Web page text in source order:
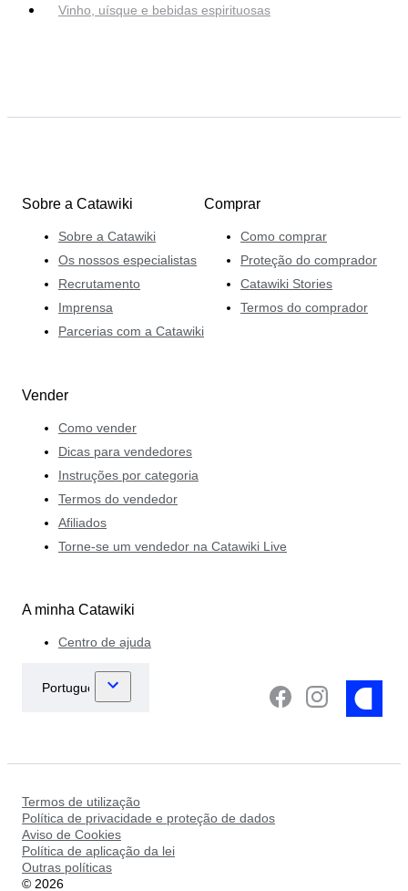
Vinho, uísque e bebidas espirituosas
Sobre a Catawiki
Sobre a Catawiki
Os nossos especialistas
Recrutamento
Imprensa
Parcerias com a Catawiki
Comprar
Como comprar
Proteção do comprador
Catawiki Stories
Termos do comprador
Vender
Como vender
Dicas para vendedores
Instruções por categoria
Termos do vendedor
Afiliados
Torne-se um vendedor na Catawiki Live
A minha Catawiki
Centro de ajuda
Termos de utilização
Política de privacidade e proteção de dados
Aviso de Cookies
Política de aplicação da lei
Outras políticas
© 2026